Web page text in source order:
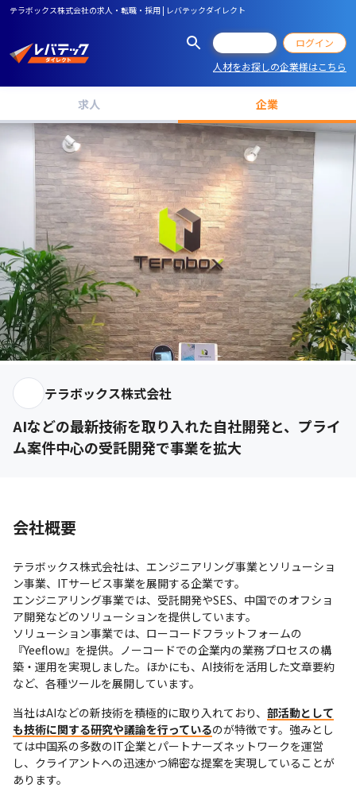
テラボックス株式会社の求人・転職・採用 | レバテックダイレクト
ログイン
人材をお探しの企業様はこちら
求人 企業
テラボックス株式会社
AIなどの最新技術を取り入れた自社開発と、プライ
ム案件中心の受託開発で事業を拡大
会社概要
テラボックス株式会社は、エンジニアリング事業とソリューショ
ン事業、ITサービス事業を展開する企業です。
エンジニアリング事業では、受託開発やSES、中国でのオフショ
ア開発などのソリューションを提供しています。
ソリューション事業では、ローコードフラットフォームの
『Yeeflow』を提供。ノーコードでの企業内の業務プロセスの構
築・運用を実現しました。ほかにも、AI技術を活用した文章要約
など、各種ツールを展開しています。
当社はAIなどの新技術を積極的に取り入れており、 部活動として
も技術に関する研究や議論を行っているのが特徴です。強みとし
ては中国系の多数のIT企業とパートナーズネットワークを運営
し、クライアントへの迅速かつ綿密な提案を実現していることが
あります。